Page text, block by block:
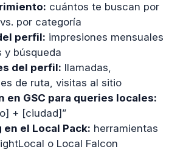
cuántos te buscan por
por categoría
perfil: impresiones mensuales
y búsqueda
del perfil: llamadas,
de ruta, visitas al sitio
en GSC para queries locales:
+ [ciudad]”
en el Local Pack: herramientas
o Local Falcon